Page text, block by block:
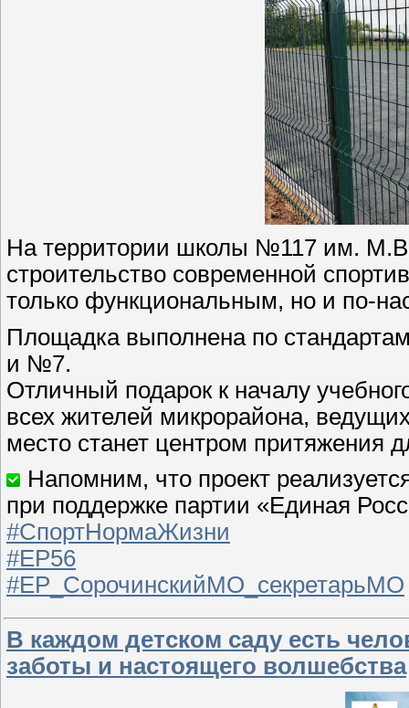
На территории школы №117 им.
строительство современной
только функциональным, но и по-
Площадка выполнена по
и №7.
Отличный подарок к началу
всех жителей микрорайона,
место станет центром притяжения
Напомним, что проект
при поддержке партии «Единая
#СпортНормаЖизни
#ЕР56
#ЕР_СорочинскийМО_секретарьМО
В каждом детском саду есть
заботы и настоящего волшебства